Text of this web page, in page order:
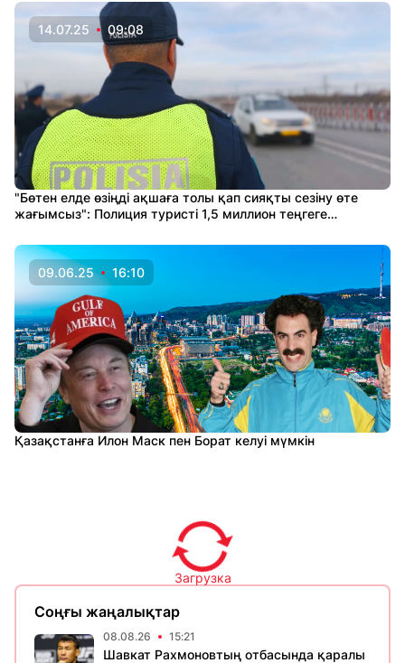
14.07.25 09:08
"Бөтен елде өзіңді ақшаға толы қап сияқты сезіну өте
жағымсыз": Полиция туристі 1,5 миллион теңгеге
09.06.25 16:10
Қазақстанға Илон Маск пен Борат келуі мүмкін
Загрузка
Соңғы жаңалықтар
08.08.26 15:21
Шавкат Рахмоновтың отбасында қаралы